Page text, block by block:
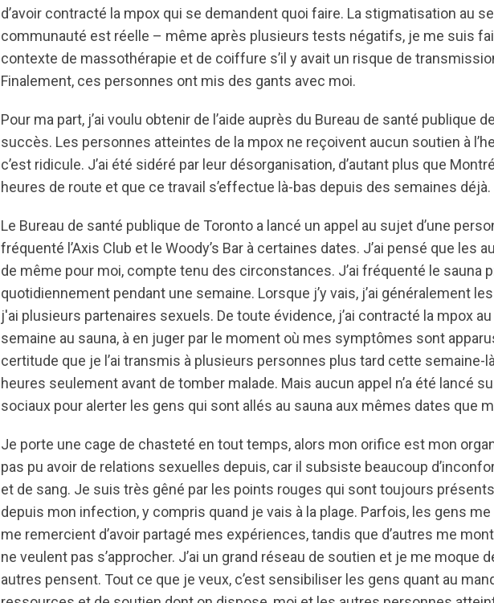
d’avoir contracté la mpox qui se demandent quoi faire. La stigmatisation au
communauté est réelle – même après plusieurs tests négatifs, je me suis
contexte de massothérapie et de coiffure s’il y avait un risque de
Finalement, ces personnes ont mis des gants avec moi.
Pour ma part, j’ai voulu obtenir de l’aide auprès du Bureau de santé publique
succès. Les personnes atteintes de la mpox ne reçoivent aucun soutien à
c’est ridicule. J’ai été sidéré par leur désorganisation, d’autant plus que
heures de route et que ce travail s’effectue là-bas depuis des semaines déjà.
Le Bureau de santé publique de Toronto a lancé un appel au sujet d’une
fréquenté l’Axis Club et le Woody’s Bar à certaines dates. J’ai pensé que les
de même pour moi, compte tenu des circonstances. J’ai fréquenté le sauna
quotidiennement pendant une semaine. Lorsque j’y vais, j’ai généralement
j'ai plusieurs partenaires sexuels. De toute évidence, j’ai contracté la mpox
semaine au sauna, à en juger par le moment où mes symptômes sont
certitude que je l’ai transmis à plusieurs personnes plus tard cette semaine-
heures seulement avant de tomber malade. Mais aucun appel n’a été lancé
sociaux pour alerter les gens qui sont allés au sauna aux mêmes dates que
Je porte une cage de chasteté en tout temps, alors mon orifice est mon
pas pu avoir de relations sexuelles depuis, car il subsiste beaucoup
et de sang. Je suis très gêné par les points rouges qui sont toujours
depuis mon infection, y compris quand je vais à la plage. Parfois, les gens
me remercient d’avoir partagé mes expériences, tandis que d’autres me
ne veulent pas s’approcher. J’ai un grand réseau de soutien et je me moque
autres pensent. Tout ce que je veux, c’est sensibiliser les gens quant au